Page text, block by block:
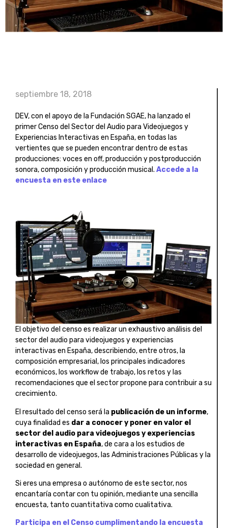
septiembre 18, 2018
DEV, con el apoyo de la Fundación SGAE, ha lanzado el
primer Censo del Sector del Audio para Videojuegos y
Experiencias Interactivas en España, en todas las
vertientes que se pueden encontrar dentro de estas
producciones: voces en off, producción y postproducción
sonora, composición y producción musical. Accede a la
encuesta en este enlace
El objetivo del censo es realizar un exhaustivo análisis del
sector del audio para videojuegos y experiencias
interactivas en España, describiendo, entre otros, la
composición empresarial, los principales indicadores
económicos, los workflow de trabajo, los retos y las
recomendaciones que el sector propone para contribuir a su
crecimiento.
El resultado del censo será la publicación de un informe,
cuya finalidad es dar a conocer y poner en valor el
sector del audio para videojuegos y experiencias
interactivas en España, de cara a los estudios de
desarrollo de videojuegos, las Administraciones Públicas y la
sociedad en general.
Si eres una empresa o autónomo de este sector, nos
encantaría contar con tu opinión, mediante una sencilla
encuesta, tanto cuantitativa como cualitativa.
Participa en el Censo cumplimentando la encuesta